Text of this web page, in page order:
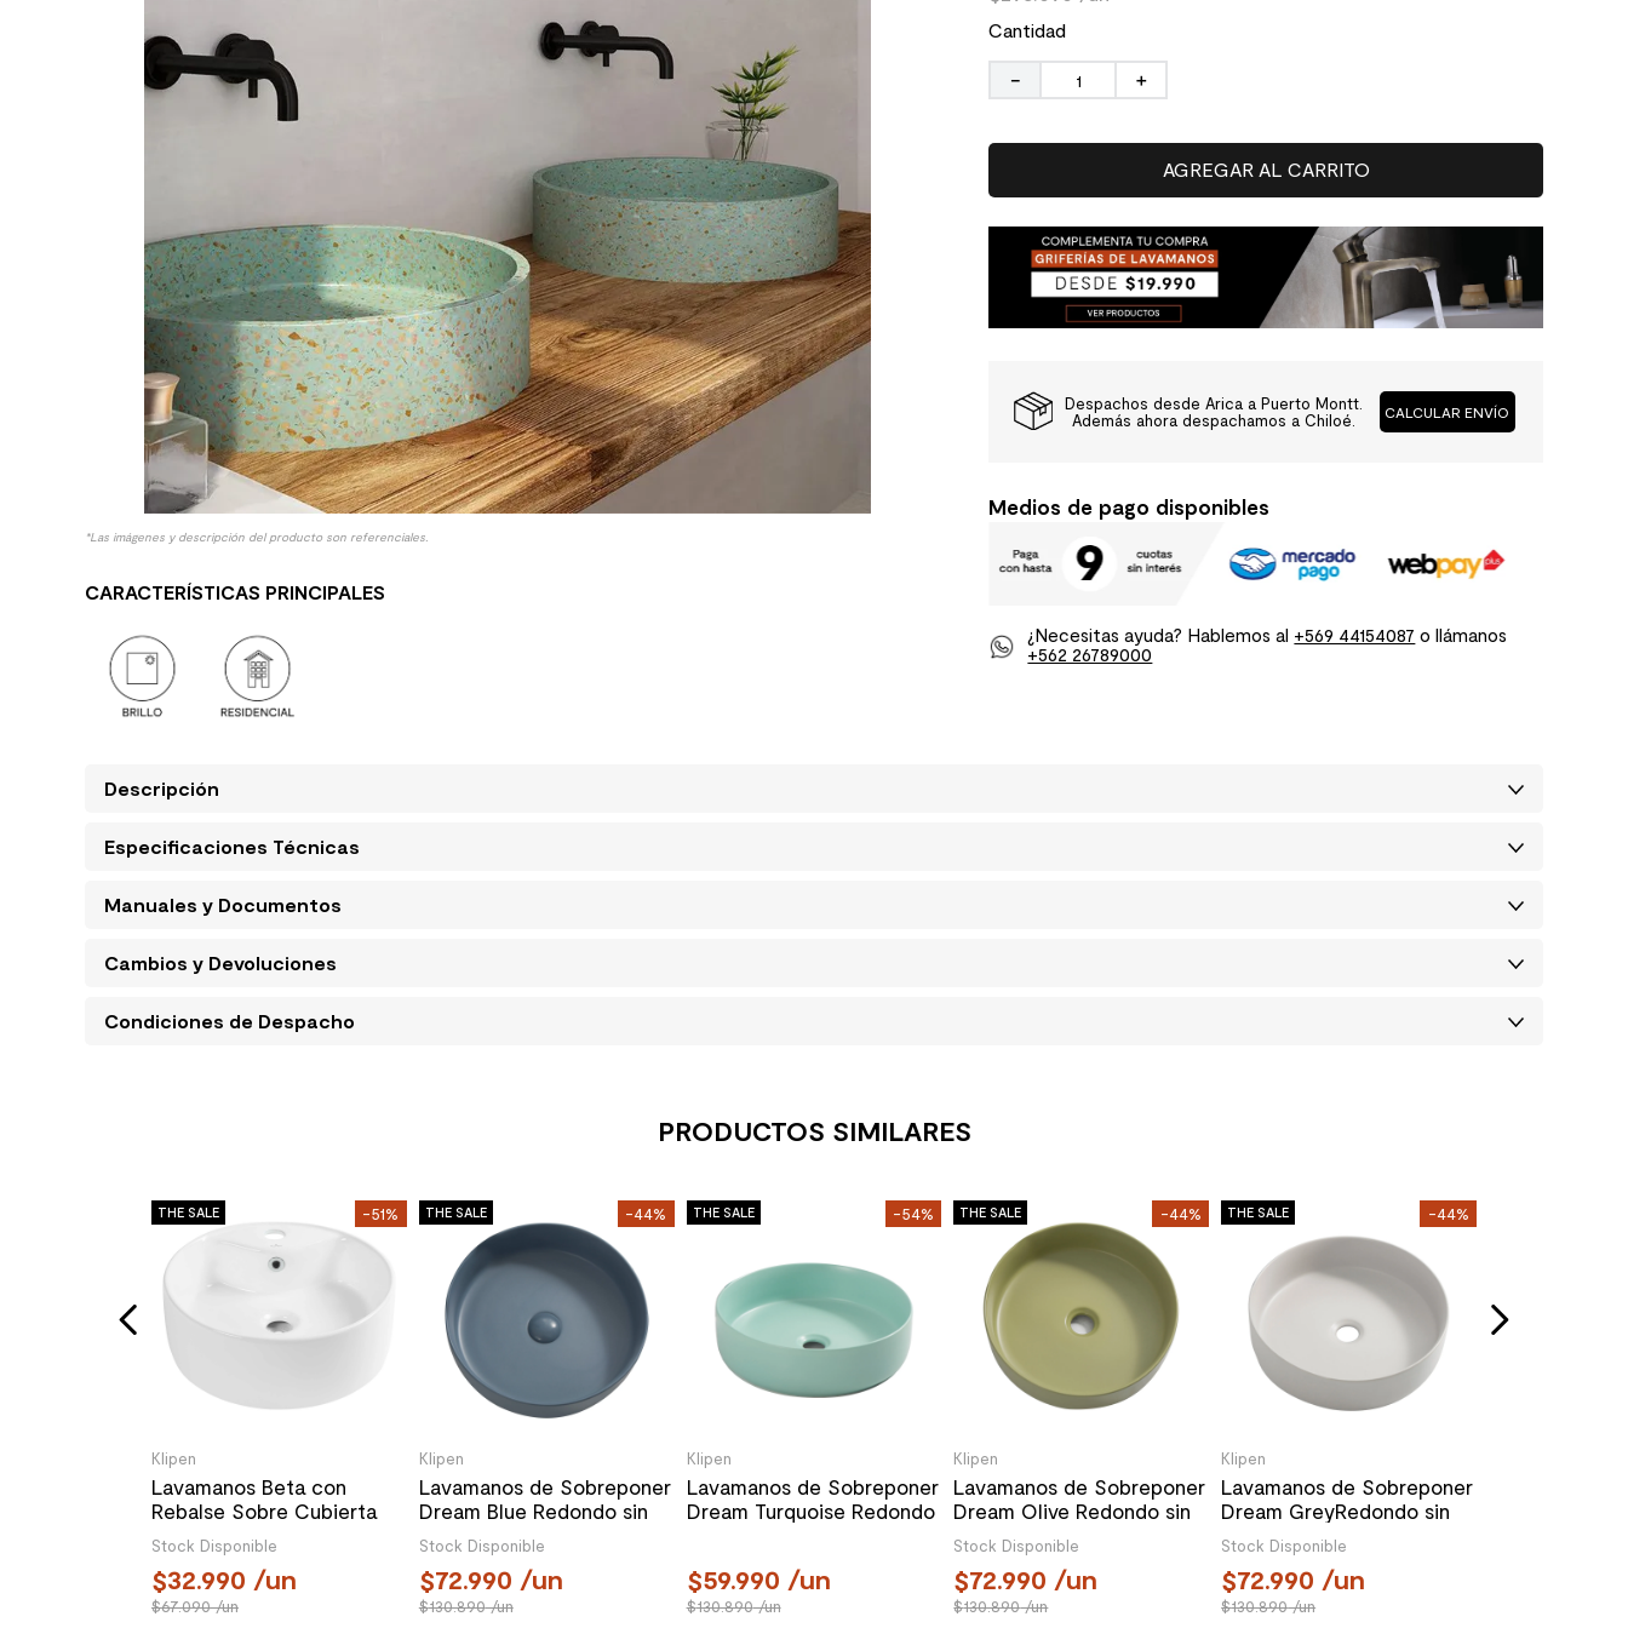
10. columna ducha
*Las imágenes y descripción del producto son referenciales.
CARACTERÍSTICAS PRINCIPALES
Cantidad
＋
－
AGREGAR AL CARRITO
Despachos desde Arica a Puerto Montt.
Además ahora despachamos a Chiloé.
CALCULAR ENVÍO
Medios de pago disponibles
¿Necesitas ayuda? Hablemos al +569 44154087 o llámanos
+562 26789000
Descripción
Especificaciones Técnicas
Manuales y Documentos
Cambios y Devoluciones
Condiciones de Despacho
PRODUCTOS SIMILARES
THE SALE -51%
Klipen
Lavamanos Beta con
Rebalse Sobre Cubierta
Redondo Blanco
Stock Disponible
32.990 /un
67.090/un
THE SALE -44%
Klipen
Lavamanos de Sobreponer
Dream Blue Redondo sin
Rebalse 400x400x120 mm
Stock Disponible
72.990 /un
130.890/un
THE SALE -54%
Klipen
Lavamanos de Sobreponer
Dream Turquoise Redondo
59.990 /un
130.890/un
THE SALE -44%
Klipen
Lavamanos de Sobreponer
Dream Olive Redondo sin
Rebalse 400x400x120mm
Stock Disponible
72.990 /un
130.890/un
THE SALE -44%
Klipen
Lavamanos de Sobreponer
Dream GreyRedondo sin
Rebalse 400x400x120 mm
Stock Disponible
72.990 /un
130.890/un
149.990